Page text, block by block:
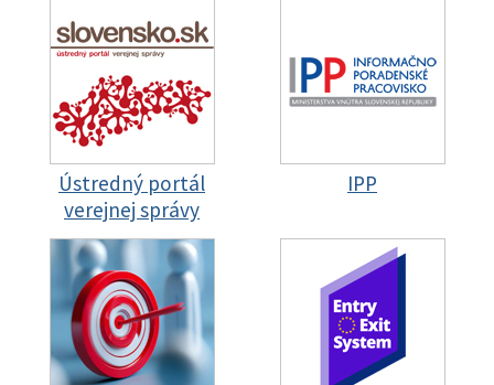
Ústredný portál
verejnej správy
IPP